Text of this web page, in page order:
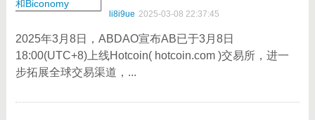
li8i9ue 2025-03-08 22:37:45
2025年3月8日，ABDAO宣布AB已于3月8日
18:00(UTC+8)上线Hotcoin( hotcoin.com )交易所，进一
步拓展全球交易渠道，...